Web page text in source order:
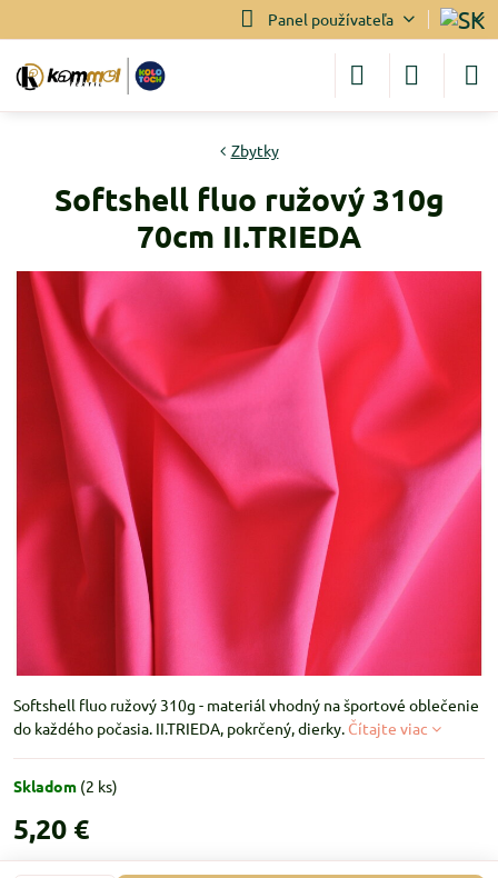
Panel používateľa
Zbytky
Softshell fluo ružový 310g
70cm II.TRIEDA
Softshell fluo ružový 310g - materiál vhodný na športové oblečenie
do každého počasia. II.TRIEDA, pokrčený, dierky. Čítajte viac
Skladom (2 ks)
5,20 €